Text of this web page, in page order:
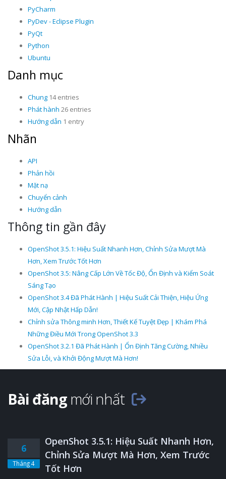
PyCharm
PyDev - Eclipse Plugin
PyQt
Python
Ubuntu
Danh mục
Chung 14 entries
Phát hành 26 entries
Hướng dẫn 1 entry
Nhãn
API
Phản hồi
Mặt nạ
Chuyển cảnh
Hướng dẫn
Thông tin gần đây
OpenShot 3.5.1: Hiệu Suất Nhanh Hơn, Chỉnh Sửa Mượt Mà
Hơn, Xem Trước Tốt Hơn
OpenShot 3.5: Nâng Cấp Lớn Về Tốc Độ, Ổn Định và Kiểm Soát
Sáng Tạo
OpenShot 3.4 Đã Phát Hành | Hiệu Suất Cải Thiện, Hiệu Ứng
Mới, Cập Nhật Hấp Dẫn!
Chỉnh sửa Thông minh Hơn, Thiết Kế Tuyệt Đẹp | Khám Phá
Những Điều Mới Trong OpenShot 3.3
OpenShot 3.2.1 Đã Phát Hành | Ổn Định Tăng Cường, Nhiều
Sửa Lỗi, và Khởi Động Mượt Mà Hơn!
Bài đăng mới nhất
6
Tháng 4
OpenShot 3.5.1: Hiệu Suất Nhanh Hơn,
Chỉnh Sửa Mượt Mà Hơn, Xem Trước
Tốt Hơn